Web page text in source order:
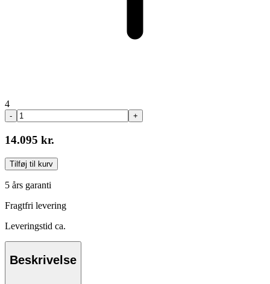
4
- +
14.095 kr.
Tilføj til kurv
5 års garanti
Fragtfri levering
Leveringstid ca.
Beskrivelse